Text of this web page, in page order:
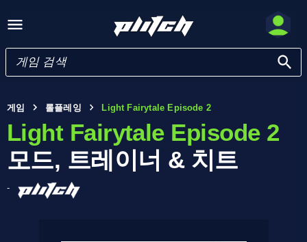
게임 롤플레잉 Light Fairytale Episode 2
Light Fairytale Episode 2
모드, 트레이너 & 치트
-